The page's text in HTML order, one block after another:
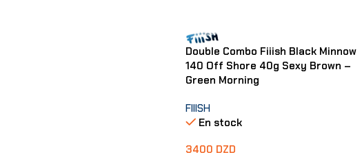
Double Combo Fiiish Black Minnow
140 Off Shore 40g Sexy Brown –
Green Morning
FIIISH
En stock
3400 DZD